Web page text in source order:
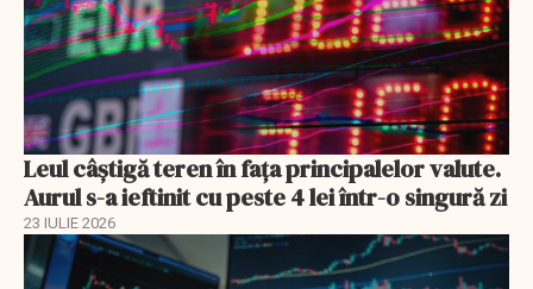
Leul câștigă teren în fața principalelor valute.
Aurul s-a ieftinit cu peste 4 lei într-o singură zi
23 IULIE 2026